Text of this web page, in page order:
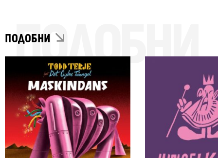
ПОДОБНИ
ПОДОБНИ